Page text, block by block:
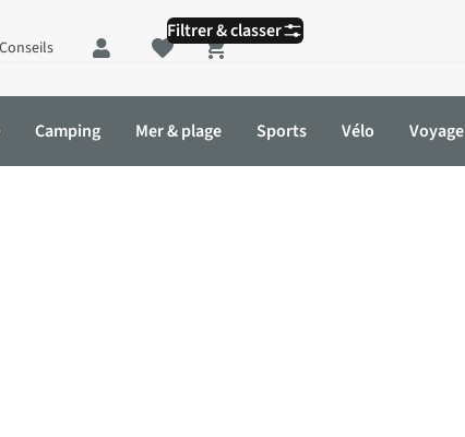
Shopping cart
Camping Mer & plage Sports Vélo Voyage
Filtrer & classer